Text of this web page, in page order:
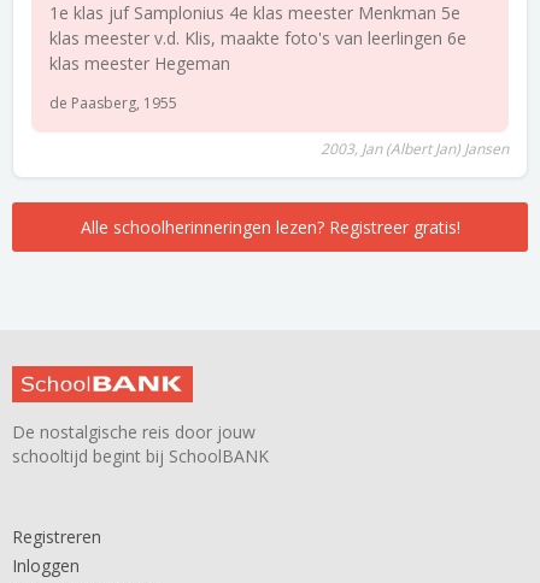
1e klas juf Samplonius 4e klas meester Menkman 5e
klas meester v.d. Klis, maakte foto's van leerlingen 6e
klas meester Hegeman
de Paasberg, 1955
2003, Jan (Albert Jan) Jansen
Alle schoolherinneringen lezen? Registreer gratis!
De nostalgische reis door jouw
schooltijd begint bij SchoolBANK
Registreren
Inloggen